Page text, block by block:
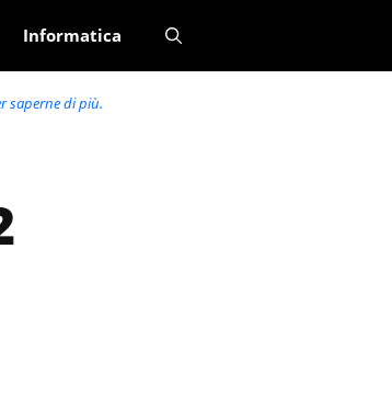
Informatica
saperne di più.